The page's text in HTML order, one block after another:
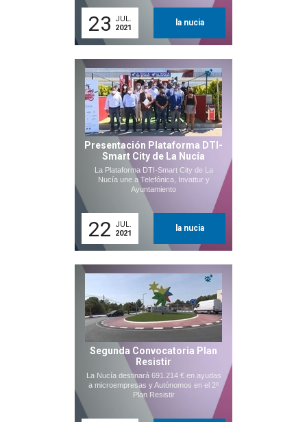
23
JUL.
2021
la nucia
Presentación Plataforma DTI-
Smart City de La Nucía
La Plataforma DTI-Smart City de La
Nucía une a Telefónica, Invattur y
Ayuntamiento
22
JUL.
2021
la nucia
Segunda Convocatoria Plan
Resistir
La Nucía destinará 691.214 € en ayudas
a microempresas y Autónomos en el 2º
Plan Resistir